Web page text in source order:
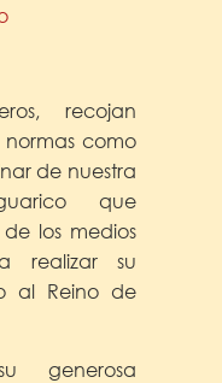
recojan
normas como
de nuestra
que
los medios
realizar su
al Reino de
generosa